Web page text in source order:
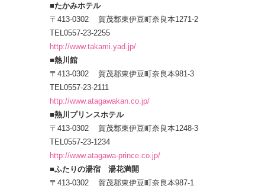
■たかみホテル
〒413-0302 賀茂郡東伊豆町奈良本1271-2
TEL0557-23-2255
http://www.takami.yad.jp/
■熱川館
〒413-0302 賀茂郡東伊豆町奈良本981-3
TEL0557-23-2111
http://www.atagawakan.co.jp/
■熱川プリンスホテル
〒413-0302 賀茂郡東伊豆町奈良本1248-3
TEL0557-23-1234
http://www.atagawa-prince.co.jp/
■ふたりの湯宿 湯花満開
〒413-0302 賀茂郡東伊豆町奈良本987-1